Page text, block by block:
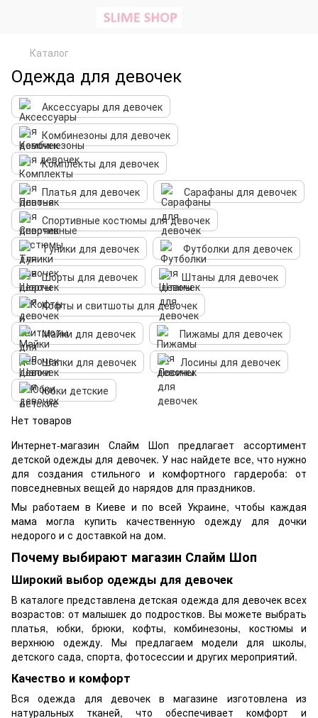
Каталог
Интернет-магазин Слайм Шоп предлагает ассортимент
детской одежды для девочек. У нас найдете все, что нужно
для создания стильного и комфортного гардероба: от
повседневных вещей до нарядов для праздников.
Мы работаем в Киеве и по всей Украине, чтобы каждая
мама могла купить качественную одежду для дочки
недорого и с доставкой на дом.
Почему выбирают магазин Слайм Шоп
Широкий выбор одежды для девочек
В каталоге представлена детская одежда для девочек всех
возрастов: от малышек до подростков. Вы можете выбрать
платья, юбки, брюки, кофты, комбинезоны, костюмы и
верхнюю одежду. Мы предлагаем модели для школы,
детского сада, спорта, фотосессии и других мероприятий.
Качество и комфорт
Вся одежда для девочек в магазине изготовлена из
натуральных тканей, что обеспечивает комфорт и
Одежда для девочек
Аксессуары для девочек
Комбинезоны для девочек
Комплекты для девочек
Платья для девочек
Сарафаны для девочек
Спортивные костюмы для девочек
Туники для девочек
Футболки для девочек
Шорты для девочек
Штаны для девочек
Кофты и свитшоты для девочек
Майки для девочек
Пижамы для девочек
Шапки для девочек
Лосины для девочек
Юбки детские
Нет товаров